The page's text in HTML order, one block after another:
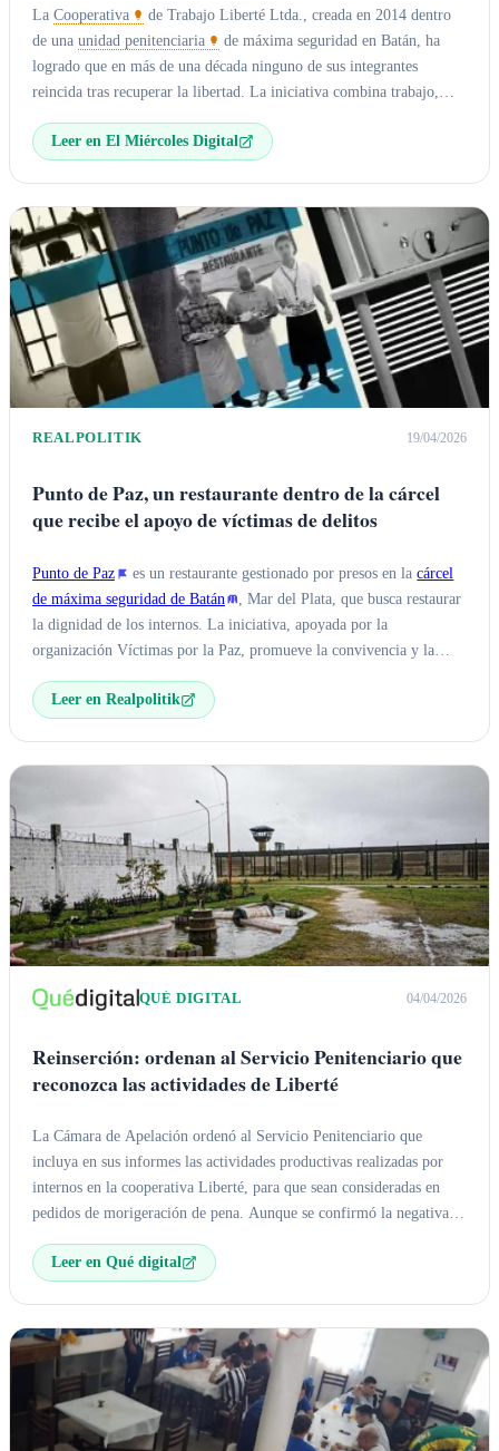
La Cooperativa
de Trabajo Liberté Ltda., creada en 2014 dentro
de una unidad penitenciaria
de máxima seguridad en Batán, ha
logrado que en más de una década ninguno de sus integrantes
reincida tras recuperar la libertad. La iniciativa combina trabajo,
evolucionado hasta crear laUniversidad Liberté
Leer en El Miércoles Digital
REALPOLITIK 19/04/2026
Punto de Paz, un restaurante dentro de la cárcel
que recibe el apoyo de víctimas de delitos
Punto de Paz es un restaurante gestionado por presos en lacárcel
de máxima seguridad de Batán
, Mar del Plata, que busca restaurar
la dignidad de los internos. La iniciativa, apoyada por la
organización Víctimas por la Paz, promueve la convivencia y la
Leer en Realpolitik
QUÉ DIGITAL 04/04/2026
Reinserción: ordenan al Servicio Penitenciario que
reconozca las actividades de Liberté
La Cámara de Apelación ordenó al Servicio Penitenciario que
incluya en sus informes las actividades productivas realizadas por
internos en la cooperativa Liberté, para que sean consideradas en
pedidos de morigeración de pena. Aunque se confirmó la negativa al
transitoria semanal y se instó a documentar estas actividades para
Leer en Qué digital